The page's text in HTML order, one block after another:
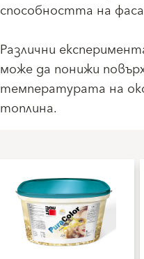
способността на
Различни
може да понижи
температурата на
топлина.